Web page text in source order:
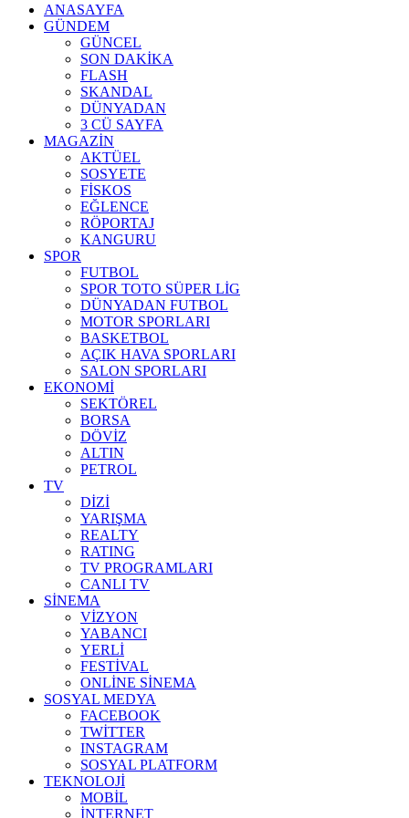
ANASAYFA
GÜNDEM
GÜNCEL
SON DAKİKA
FLASH
SKANDAL
DÜNYADAN
3 CÜ SAYFA
MAGAZİN
AKTÜEL
SOSYETE
FİSKOS
EĞLENCE
RÖPORTAJ
KANGURU
SPOR
FUTBOL
SPOR TOTO SÜPER LİG
DÜNYADAN FUTBOL
MOTOR SPORLARI
BASKETBOL
AÇIK HAVA SPORLARI
SALON SPORLARI
EKONOMİ
SEKTÖREL
BORSA
DÖVİZ
ALTIN
PETROL
TV
DİZİ
YARIŞMA
REALTY
RATING
TV PROGRAMLARI
CANLI TV
SİNEMA
VİZYON
YABANCI
YERLİ
FESTİVAL
ONLİNE SİNEMA
SOSYAL MEDYA
FACEBOOK
TWİTTER
INSTAGRAM
SOSYAL PLATFORM
TEKNOLOJİ
MOBİL
İNTERNET